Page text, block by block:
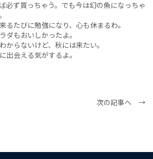
必ず買っちゃう。でも今は幻の魚になっちゃ
るたびに勉強になり、心も休まるわ。
ダもおいしかったよ。
からないけど、秋には来たい。
出会える気がするよ。
次の記事へ →